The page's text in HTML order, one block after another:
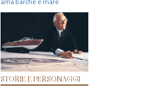
ama barche e mare
STORIE E PERSONAGGI